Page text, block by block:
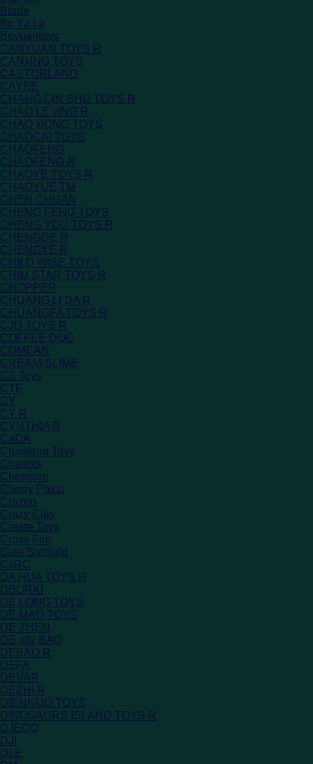
Blade
Bo Ya Le
Boyuantoys
CANYUAN TOYS R
CANxING TOYS
CASTORLAND
CAYEE
CHANG QIN SHU TOYS R
CHAO LE xING R
CHAO xIONG TOYS
CHAOCAI TOYS
CHAOFENG
CHAOFENG R
CHAOYE TOYS R
CHAOYUE TM
CHEN CHUAN
CHENG FENG TOYS
CHENG YOU TOYS R
CHENGDE R
CHENGYE R
CHILD WISE TOYS
CHIM STAR TOYS R
CHOPPER
CHUANG LI DA R
CHUANGFA TOYS R
CJD TOYS R
COFFEE DOG
COMEAN
CREAM-SLIME
CS Toys
CTF
CY
CY R
CYNTHIA R
CaDA
Chaofeng Toys
Chariots
Cheerson
Cherry Pazzi
Crazon
Crazy Clay
Create Toys
Cross Fire
Cute Sunlight
CxRC
DA HUA TOYS R
DBORKI
DE LONG TOYS
DE MAO TOYS
DE ZHEN
DE xIN BAO
DEBAO R
DEFA
DEVAR
DEZHI R
DIENNUO TOYS
DINOSAURS ISLAND TOYS R
DJECO
DJI
DLE